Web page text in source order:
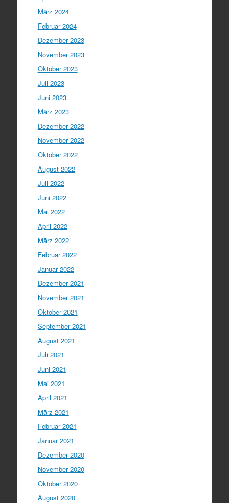
März 2024
Februar 2024
Dezember 2023
November 2023
Oktober 2023
Juli 2023
Juni 2023
März 2023
Dezember 2022
November 2022
Oktober 2022
August 2022
Juli 2022
Juni 2022
Mai 2022
April 2022
März 2022
Februar 2022
Januar 2022
Dezember 2021
November 2021
Oktober 2021
September 2021
August 2021
Juli 2021
Juni 2021
Mai 2021
April 2021
März 2021
Februar 2021
Januar 2021
Dezember 2020
November 2020
Oktober 2020
August 2020